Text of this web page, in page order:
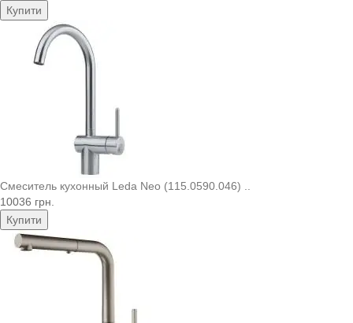
Купити
Смеситель кухонный Leda Neo (115.0590.046) ..
10036 грн.
Купити